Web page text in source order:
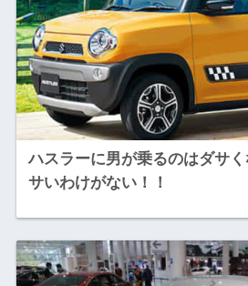
ハスラーに男が乗るのはダサ
サいわけがない！！